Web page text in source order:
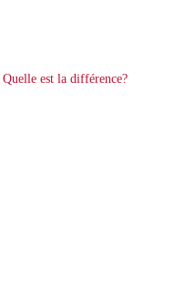
est la différence?